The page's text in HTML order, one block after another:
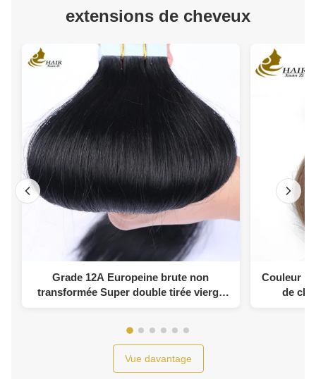
extensions de cheveux
Grade 12A Europeine brute non
transformée Super double tirée vierge
Couleur
de
Vue davantage